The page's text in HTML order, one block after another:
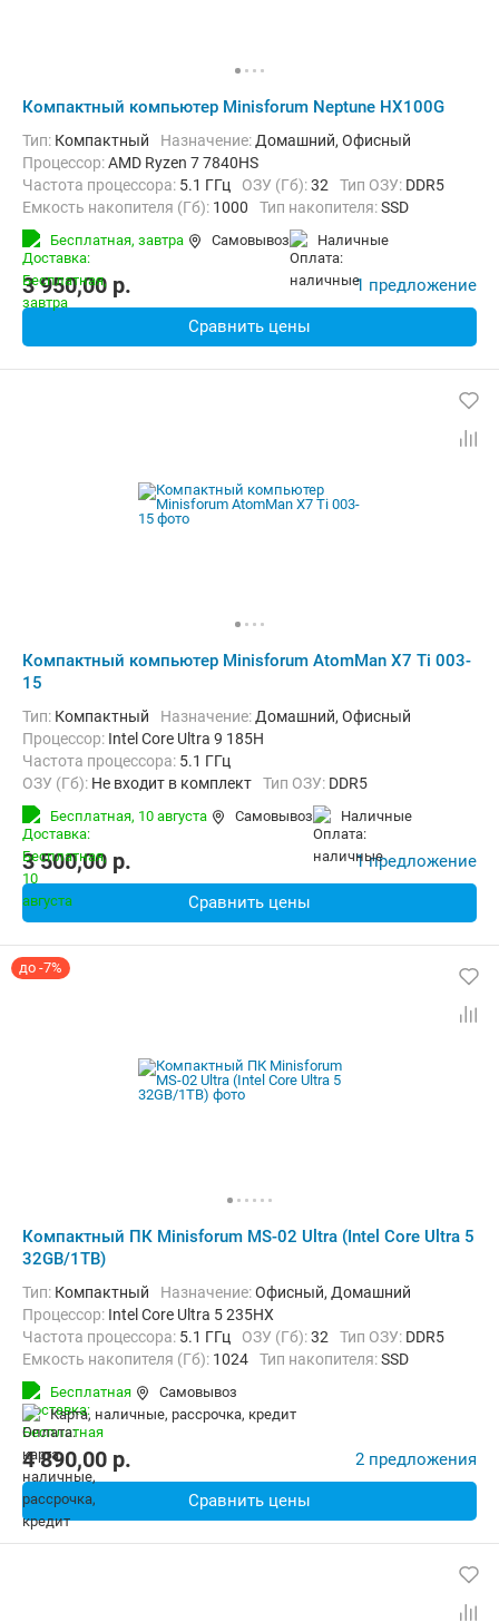
Компактный компьютер Minisforum Neptune HX100G
Тип: Компактный Назначение: Домашний, Офисный
Процессор:AMD Ryzen 7 7840HS
Частота процессора: 5.1 ГГц ОЗУ (Гб):32 Тип ОЗУ: DDR5
Емкость накопителя (Гб): 1000 Тип накопителя:SSD
Видеоадаптер:
AMD Radeon RX 6600M
Операционная система:
Бесплатная, завтра Самовывоз наличные
3 950,00 p. 1 предложение
Сравнить цены
Компактный компьютер Minisforum AtomMan X7 Ti 003-
15
Тип: Компактный Назначение: Домашний, Офисный
Процессор: Intel Core Ultra 9 185H
Частота процессора: 5.1 ГГц
ОЗУ (Гб): Не входит в комплект Тип ОЗУ: DDR5
Емкость накопителя (Гб):
Не входит в комплект
Тип накопителя:
Видеоадаптер:
Intel Arc Graphics
Операционная система:
Бесплатная, 10 августа Самовывоз наличные
3 500,00 p. 1 предложение
Сравнить цены
до -7%
Компактный ПК Minisforum MS-02 Ultra (Intel Core Ultra 5
32GB/1TB)
Тип: Компактный Назначение:Офисный, Домашний
Процессор: Intel Core Ultra 5 235HX
Частота процессора: 5.1 ГГц ОЗУ (Гб):32 Тип ОЗУ: DDR5
Емкость накопителя (Гб): 1024 Тип накопителя:SSD
Видеоадаптер:
Операционная система:
Бесплатная
Самовывоз
карта, наличные, рассрочка, кредит
4 890,00 p. 2 предложения
Сравнить цены